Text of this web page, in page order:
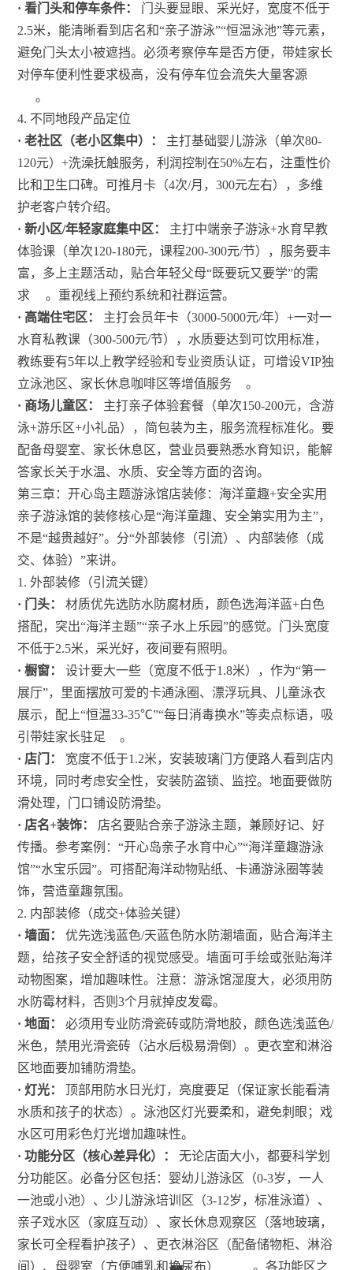
· 看门头和停车条件：
门头要显眼、采光好，宽度不低于
2.5米，能清晰看到店名和“亲子游泳”“恒温泳池”等元素，
避免门头太小被遮挡。必须考察停车是否方便，带娃家长
对停车便利性要求极高，没有停车位会流失大量客源
。
4. 不同地段产品定位
· 老社区（老小区集中）：
主打基础婴儿游泳（单次80-
120元）+洗澡抚触服务，利润控制在50%左右，注重性价
比和卫生口碑。可推月卡（4次/月，300元左右），多维
护老客户转介绍。
· 新小区/年轻家庭集中区：
主打中端亲子游泳+水育早教
体验课（单次120-180元，课程200-300元/节），服务要丰
富，多上主题活动，贴合年轻父母“既要玩又要学”的需
求
。重视线上预约系统和社群运营。
· 高端住宅区：
主打会员年卡（3000-5000元/年）+一对一
水育私教课（300-500元/节），水质要达到可饮用标准，
教练要有5年以上教学经验和专业资质认证，可增设VIP独
立泳池区、家长休息咖啡区等增值服务
。
· 商场儿童区：
主打亲子体验套餐（单次150-200元，含游
泳+游乐区+小礼品），简包装为主，服务流程标准化。要
配备母婴室、家长休息区，营业员要熟悉水育知识，能解
答家长关于水温、水质、安全等方面的咨询。
第三章：开心岛主题游泳馆店装修：海洋童趣+安全实用
亲子游泳馆的装修核心是“海洋童趣、安全第实用为主”，
不是“越贵越好”。分“外部装修（引流）、内部装修（成
交、体验）”来讲。
1. 外部装修（引流关键）
· 门头：
材质优先选防水防腐材质，颜色选海洋蓝+白色
搭配，突出“海洋主题”“亲子水上乐园”的感觉。门头宽度
不低于2.5米，采光好，夜间要有照明。
· 橱窗：
设计要大一些（宽度不低于1.8米），作为“第一
展厅”，里面摆放可爱的卡通泳圈、漂浮玩具、儿童泳衣
展示，配上“恒温33-35℃”“每日消毒换水”等卖点标语，吸
引带娃家长驻足
。
· 店门：
宽度不低于1.2米，安装玻璃门方便路人看到店内
环境，同时考虑安全性，安装防盗锁、监控。地面要做防
滑处理，门口铺设防滑垫。
· 店名+装饰：
店名要贴合亲子游泳主题，兼顾好记、好
传播。参考案例：“开心岛亲子水育中心”“海洋童趣游泳
馆”“水宝乐园”。可搭配海洋动物贴纸、卡通游泳圈等装
饰，营造童趣氛围。
2. 内部装修（成交+体验关键）
· 墙面：
优先选浅蓝色/天蓝色防水防潮墙面，贴合海洋主
题，给孩子安全舒适的视觉感受。墙面可手绘或张贴海洋
动物图案，增加趣味性。注意：游泳馆湿度大，必须用防
水防霉材料，否则3个月就掉皮发霉。
· 地面：
必须用专业防滑瓷砖或防滑地胶，颜色选浅蓝色/
米色，禁用光滑瓷砖（沾水后极易滑倒）。更衣室和淋浴
区地面要加铺防滑垫。
· 灯光：
顶部用防水日光灯，亮度要足（保证家长能看清
水质和孩子的状态）。泳池区灯光要柔和，避免刺眼；戏
水区可用彩色灯光增加趣味性。
· 功能分区（核心差异化）：
无论店面大小，都要科学划
分功能区。必备分区包括：婴幼儿游泳区（0-3岁，一人
一池或小池）、少儿游泳培训区（3-12岁，标准泳道）、
亲子戏水区（家庭互动）、家长休息观察区（落地玻璃，
家长可全程看护孩子）、更衣淋浴区（配备储物柜、淋浴
间）、母婴室（方便哺乳和换尿布）
。各功能区之